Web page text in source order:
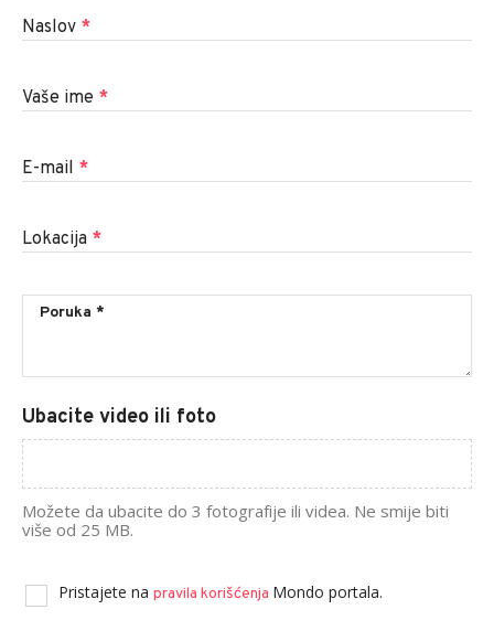
Naslov *
Vaše ime *
E-mail *
Lokacija *
Ubacite video ili foto
Možete da ubacite do 3 fotografije ili videa. Ne smije biti
više od 25 MB.
Pristajete na pravila korišćenja Mondo portala.